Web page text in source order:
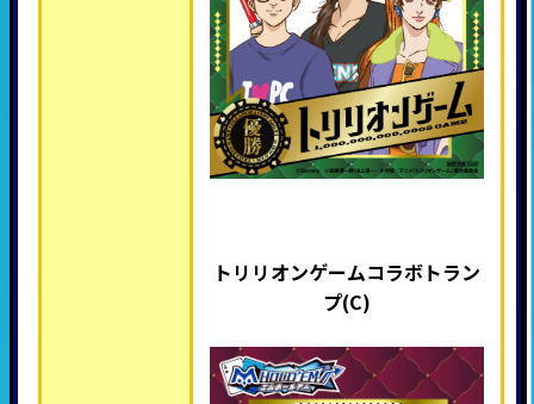
トリリオンゲームコラボトラン
プ(C)